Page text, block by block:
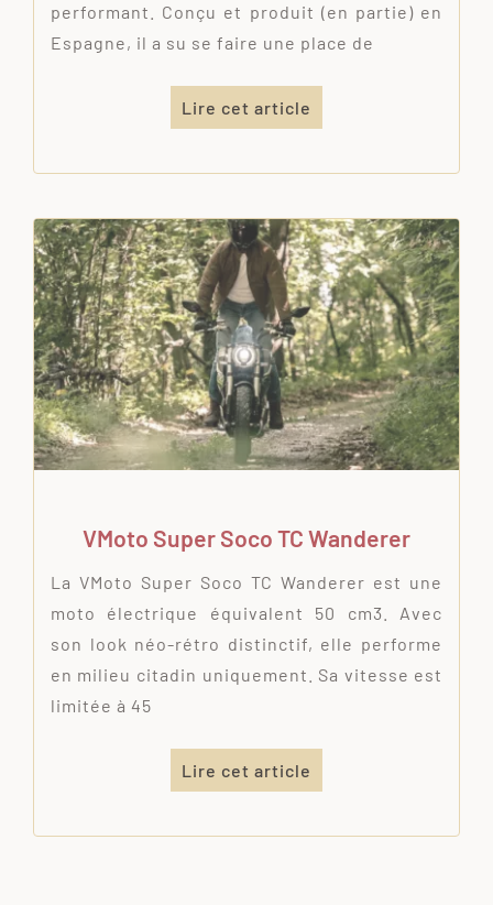
performant. Conçu et produit (en partie) en
Espagne, il a su se faire une place de
Lire cet article
VMoto Super Soco TC Wanderer
La VMoto Super Soco TC Wanderer est une
moto électrique équivalent 50 cm3. Avec
son look néo-rétro distinctif, elle performe
en milieu citadin uniquement. Sa vitesse est
limitée à 45
Lire cet article